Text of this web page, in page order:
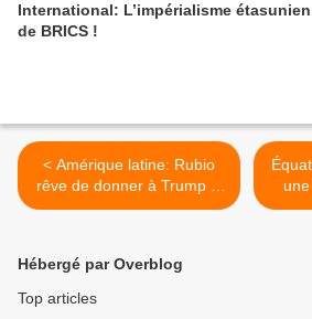
International: L’impérialisme
de BRICS !
< Amérique latine: Rubio
rêve de donner à Trump le
joyau de la couronne
Hébergé par Overblog
Top articles